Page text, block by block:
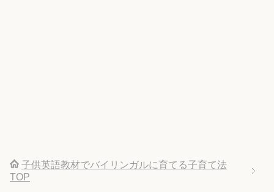
子供英語教材でバイリンガルに育てる子育て法
TOP